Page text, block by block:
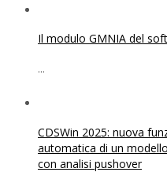
Il modulo GMNIA del
...
CDSWin 2025: nuova
automatica di un
con analisi pushover